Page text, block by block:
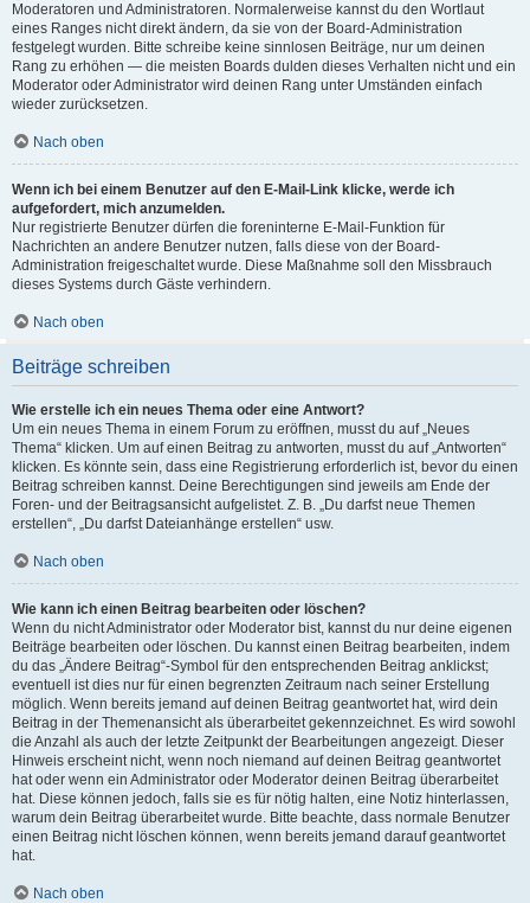
Moderatoren und Administratoren. Normalerweise kannst du den Wortlaut
eines Ranges nicht direkt ändern, da sie von der Board-Administration
festgelegt wurden. Bitte schreibe keine sinnlosen Beiträge, nur um deinen
Rang zu erhöhen — die meisten Boards dulden dieses Verhalten nicht und ein
Moderator oder Administrator wird deinen Rang unter Umständen einfach
wieder zurücksetzen.
Nach oben
Wenn ich bei einem Benutzer auf den E-Mail-Link klicke, werde ich
aufgefordert, mich anzumelden.
Nur registrierte Benutzer dürfen die foreninterne E-Mail-Funktion für
Nachrichten an andere Benutzer nutzen, falls diese von der Board-
Administration freigeschaltet wurde. Diese Maßnahme soll den Missbrauch
dieses Systems durch Gäste verhindern.
Nach oben
Beiträge schreiben
Wie erstelle ich ein neues Thema oder eine Antwort?
Um ein neues Thema in einem Forum zu eröffnen, musst du auf „Neues
Thema“ klicken. Um auf einen Beitrag zu antworten, musst du auf „Antworten“
klicken. Es könnte sein, dass eine Registrierung erforderlich ist, bevor du einen
Beitrag schreiben kannst. Deine Berechtigungen sind jeweils am Ende der
Foren- und der Beitragsansicht aufgelistet. Z. B. „Du darfst neue Themen
erstellen“, „Du darfst Dateianhänge erstellen“ usw.
Nach oben
Wie kann ich einen Beitrag bearbeiten oder löschen?
Wenn du nicht Administrator oder Moderator bist, kannst du nur deine eigenen
Beiträge bearbeiten oder löschen. Du kannst einen Beitrag bearbeiten, indem
du das „Ändere Beitrag“-Symbol für den entsprechenden Beitrag anklickst;
eventuell ist dies nur für einen begrenzten Zeitraum nach seiner Erstellung
möglich. Wenn bereits jemand auf deinen Beitrag geantwortet hat, wird dein
Beitrag in der Themenansicht als überarbeitet gekennzeichnet. Es wird sowohl
die Anzahl als auch der letzte Zeitpunkt der Bearbeitungen angezeigt. Dieser
Hinweis erscheint nicht, wenn noch niemand auf deinen Beitrag geantwortet
hat oder wenn ein Administrator oder Moderator deinen Beitrag überarbeitet
hat. Diese können jedoch, falls sie es für nötig halten, eine Notiz hinterlassen,
warum dein Beitrag überarbeitet wurde. Bitte beachte, dass normale Benutzer
einen Beitrag nicht löschen können, wenn bereits jemand darauf geantwortet
hat.
Nach oben